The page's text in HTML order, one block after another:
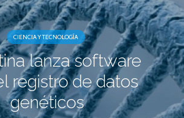
CIENCIA Y TECNOLOGÍA
lanza software
registro de datos
genéticos